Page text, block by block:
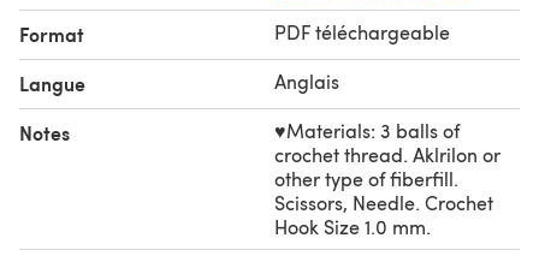
hours.
♥Thank you for using this pattern!
Format PDF téléchargeable
Langue Anglais
Notes
♥Materials: 3 balls of
crochet thread. Aklrilon or
other type of fiberfill.
Scissors, Needle. Crochet
Hook Size 1.0 mm.